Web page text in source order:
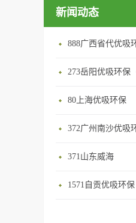
所、使用方
以辅助净化
用。放在车
味，“醛博
性。有博士
我们的“醛
围：室内、
产
无定形碳，
体碳。优吸
吸附性，广
用范围：汽
见产品说明
新闻动态
888广西省代优吸
273岳阳优吸环保
80上海优吸环保
372广州南沙优吸
371山东威海
1571自贡优吸环保